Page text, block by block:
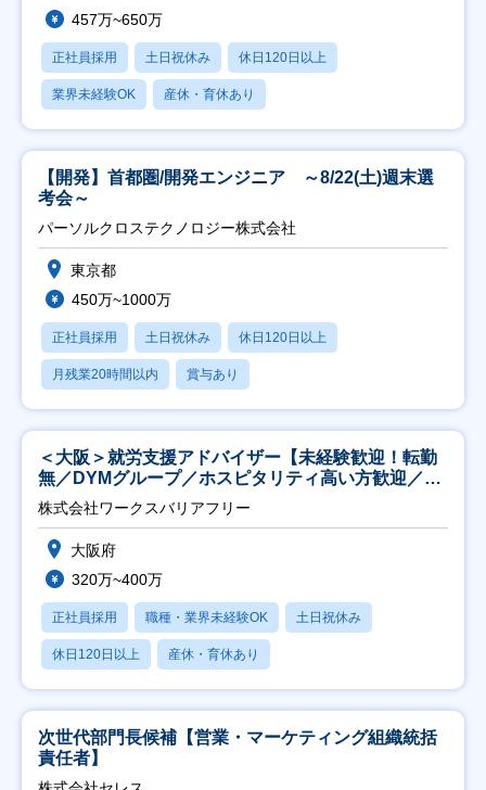
457万~650万
正社員採用 土日祝休み 休日120日以上
業界未経験OK 産休・育休あり
【開発】首都圏/開発エンジニア ～8/22(土)週末選
考会～
パーソルクロステクノロジー株式会社
東京都
450万~1000万
正社員採用 土日祝休み 休日120日以上
月残業20時間以内 賞与あり
＜大阪＞就労支援アドバイザー【未経験歓迎！転勤
無／DYMグループ／ホスピタリティ高い方歓迎／土
日祝】
株式会社ワークスバリアフリー
大阪府
320万~400万
正社員採用 職種・業界未経験OK 土日祝休み
休日120日以上 産休・育休あり
次世代部門長候補【営業・マーケティング組織統括
責任者】